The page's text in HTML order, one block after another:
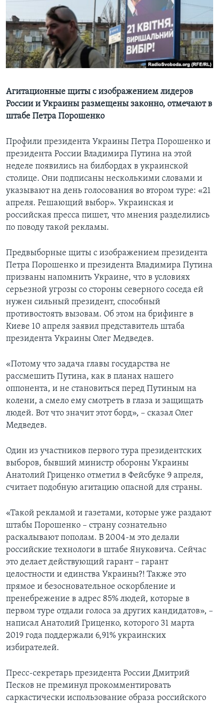
Learning English
СОЦИАЛЬНЫЕ СЕТИ
Языки
Агитационные щиты с изображением лидеров
России и Украины размещены законно, отмечают в
штабе Петра Порошенко
Профили президента Украины Петра Порошенко и
президента России Владимира Путина на этой
неделе появились на билбордах в украинской
столице. Они подписаны несколькими словами и
указывают на день голосования во втором туре: «21
апреля. Решающий выбор». Украинская и
российская пресса пишет, что мнения разделились
по поводу такой рекламы.
Предвыборные щиты с изображением президента
Петра Порошенко и президента Владимира Путина
призваны напомнить Украине, что в условиях
серьезной угрозы со стороны северного соседа ей
нужен сильный президент, способный
противостоять вызовам. Об этом на брифинге в
Киеве 10 апреля заявил представитель штаба
президента Украины Олег Медведев.
«Потому что задача главы государства не
рассмешить Путина, как в планах нашего
оппонента, и не становиться перед Путиным на
колени, а смело ему смотреть в глаза и защищать
людей. Вот что значит этот борд», – сказал Олег
Медведев.
Один из участников первого тура президентских
выборов, бывший министр обороны Украины
Анатолий Гриценко отметил в Фейсбуке 9 апреля,
считает подобную агитацию опасной для страны.
«Такой рекламой и газетами, которые уже раздают
штабы Порошенко – страну сознательно
раскалывают пополам. В 2004-м это делали
российские технологи в штабе Януковича. Сейчас
это делает действующий гарант – гарант
целостности и единства Украины?! Также это
прямое и безосновательное оскорбление и
пренебрежение в адрес 85% людей, которые в
первом туре отдали голоса за других кандидатов», –
написал Анатолий Гриценко, которого 31 марта
2019 года поддержали 6,91% украинских
избирателей.
Пресс-секретарь президента России Дмитрий
Песков не преминул прокомментировать
саркастически использование образа российского